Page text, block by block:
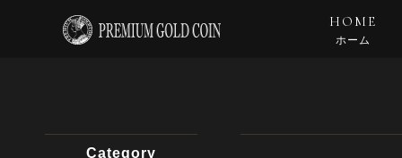
HOME
ホーム
Category